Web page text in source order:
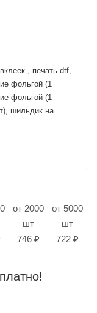
, печать dtf,
фольгой (1
фольгой (1
шильдик на
от 2000
шт
746 ₽
от 5000
шт
722 ₽